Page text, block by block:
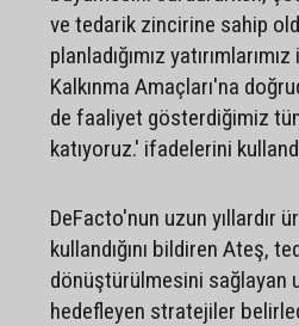
ve tedarik zincirine sahip
planladığımız
Kalkınma Amaçları'na
de faaliyet gösterdiğimiz
katıyoruz.' ifadelerini
DeFacto'nun uzun yıllardır
kullandığını bildiren Ateş,
dönüştürülmesini sağlayan
hedefleyen stratejiler